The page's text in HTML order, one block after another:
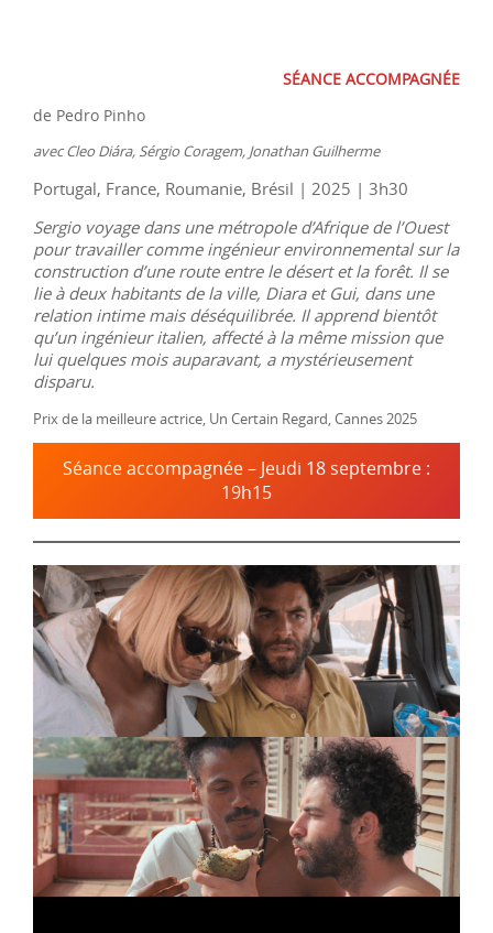
SÉANCE ACCOMPAGNÉE
de Pedro Pinho
avec Cleo Diára, Sérgio Coragem, Jonathan Guilherme
Portugal, France, Roumanie, Brésil | 2025 | 3h30
Sergio voyage dans une métropole d’Afrique de l’Ouest
pour travailler comme ingénieur environnemental sur la
construction d’une route entre le désert et la forêt. Il se
lie à deux habitants de la ville, Diara et Gui, dans une
relation intime mais déséquilibrée. Il apprend bientôt
qu’un ingénieur italien, affecté à la même mission que
lui quelques mois auparavant, a mystérieusement
disparu.
Prix de la meilleure actrice, Un Certain Regard, Cannes 2025
Séance accompagnée – Jeudi 18 septembre :
19h15